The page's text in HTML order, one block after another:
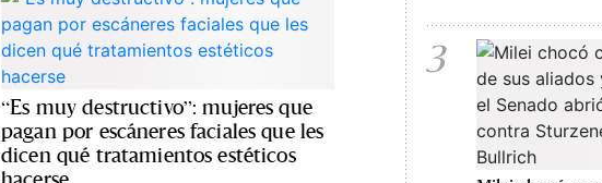
“Es muy destructivo”: mujeres que
pagan por escáneres faciales que les
dicen qué tratamientos estéticos
3